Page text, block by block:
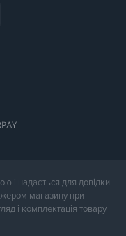
і надається для довідки.
магазину при
і комплектація товару